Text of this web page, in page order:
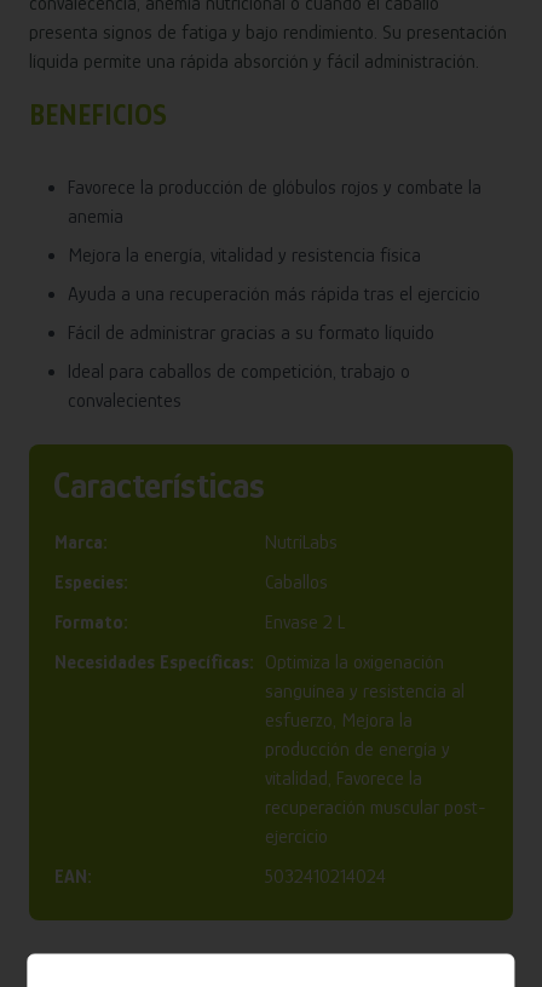
presenta signos de fatiga y bajo rendimiento. Su presentación
líquida permite una rápida absorción y fácil administración.
BENEFICIOS
Favorece la producción de glóbulos rojos y combate la
anemia
Mejora la energía, vitalidad y resistencia física
Ayuda a una recuperación más rápida tras el ejercicio
Fácil de administrar gracias a su formato líquido
Ideal para caballos de competición, trabajo o
convalecientes
Características
Marca:
NutriLabs
Especies:
Caballos
Formato:
Envase 2 L
Necesidades Específicas:
Optimiza la oxigenación
sanguínea y resistencia al
esfuerzo, Mejora la
producción de energía y
vitalidad, Favorece la
recuperación muscular post-
ejercicio
EAN:
5032410214024